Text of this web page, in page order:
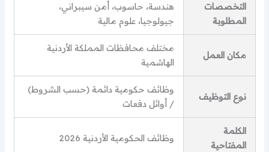
التخصصات
المطلوبة
هندسة، حاسوب، أمن سيبراني،
جيولوجيا، علوم مالية
مكان العمل
مختلف محافظات المملكة الأردنية
الهاشمية
نوع التوظيف
وظائف حكومية دائمة (حسب الشروط)
/ أوائل دفعات
الكلمة
المفتاحية
وظائف الحكومية الأردنية 2026